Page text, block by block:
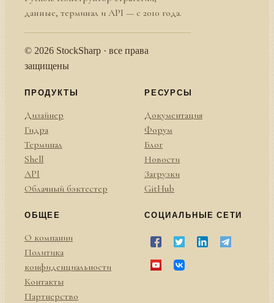
данные, терминал и API — с 2010 года.
© 2026 StockSharp · все права
защищены
ПРОДУКТЫ
Дизайнер
Гидра
Терминал
Shell
API
Облачный бэктестер
РЕСУРСЫ
Документация
Форум
Блог
Новости
Загрузки
GitHub
ОБЩЕЕ
О компании
Политика
конфиденциальности
Контакты
Партнерство
СОЦИАЛЬНЫЕ СЕТИ